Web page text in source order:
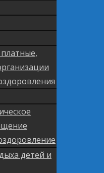
детей и